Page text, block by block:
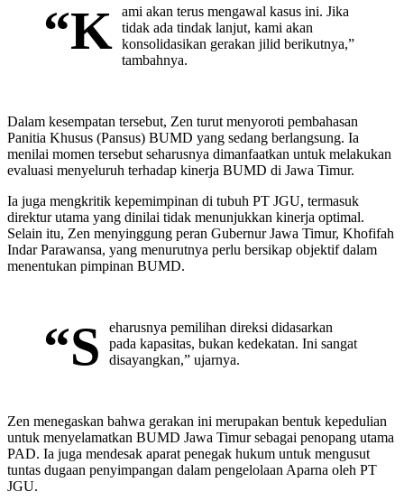
“K ami akan terus mengawal kasus ini. Jika
tidak ada tindak lanjut, kami akan
konsolidasikan gerakan jilid berikutnya,”
tambahnya.
Dalam kesempatan tersebut, Zen turut menyoroti pembahasan
Panitia Khusus (Pansus) BUMD yang sedang berlangsung. Ia
menilai momen tersebut seharusnya dimanfaatkan untuk melakukan
evaluasi menyeluruh terhadap kinerja BUMD di Jawa Timur.
Ia juga mengkritik kepemimpinan di tubuh PT JGU, termasuk
direktur utama yang dinilai tidak menunjukkan kinerja optimal.
Selain itu, Zen menyinggung peran Gubernur Jawa Timur, Khofifah
Indar Parawansa, yang menurutnya perlu bersikap objektif dalam
menentukan pimpinan BUMD.
“S
eharusnya pemilihan direksi didasarkan
pada kapasitas, bukan kedekatan. Ini sangat
disayangkan,” ujarnya.
Zen menegaskan bahwa gerakan ini merupakan bentuk kepedulian
untuk menyelamatkan BUMD Jawa Timur sebagai penopang utama
PAD. Ia juga mendesak aparat penegak hukum untuk mengusut
tuntas dugaan penyimpangan dalam pengelolaan Aparna oleh PT
JGU.